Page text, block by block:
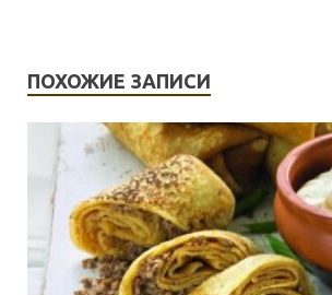
ПОХОЖИЕ ЗАПИСИ